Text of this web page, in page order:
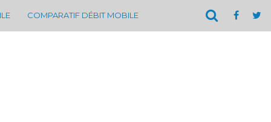
COMPARATIF DÉBIT MOBILE